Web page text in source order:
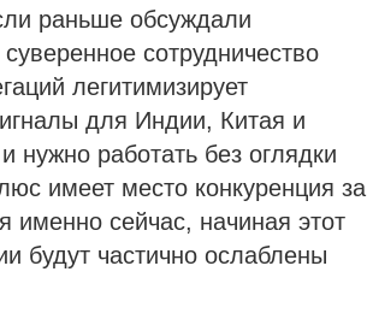
раньше обсуждали
сотрудничество
легитимизирует
для Индии, Китая и
нужно работать без оглядки
имеет место конкуренция за
именно сейчас, начиная этот
будут частично ослаблены